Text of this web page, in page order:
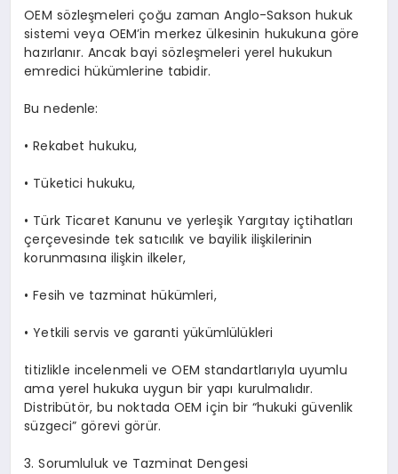
OEM sözleşmeleri çoğu zaman Anglo-Sakson hukuk
sistemi veya OEM’in merkez ülkesinin hukukuna göre
hazırlanır. Ancak bayi sözleşmeleri yerel hukukun
emredici hükümlerine tabidir.
Bu nedenle:
•Rekabet hukuku,
• Tüketici hukuku,
• Türk Ticaret Kanunu ve yerleşik Yargıtay içtihatları
çerçevesinde tek satıcılık ve bayilik ilişkilerinin
korunmasına ilişkin ilkeler,
•Fesih ve tazminat hükümleri,
•Yetkili servis ve garanti yükümlülükleri
titizlikle incelenmeli ve OEM standartlarıyla uyumlu
ama yerel hukuka uygun bir yapı kurulmalıdır.
Distribütör, bu noktada OEM için bir “hukuki güvenlik
süzgeci” görevi görür.
3. Sorumluluk ve Tazminat Dengesi